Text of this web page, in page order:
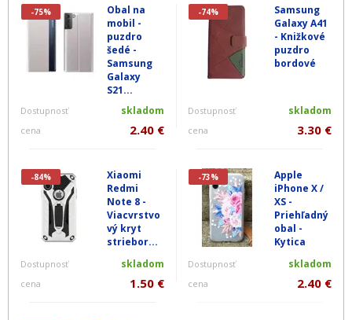
-75%
Obal na
mobil -
puzdro
šedé -
Samsung
Galaxy
S21...
Dostupnosť skladom
cena 2.40 €
-74%
Samsung
Galaxy A41
- Knižkové
puzdro
bordové
Dostupnosť skladom
cena 3.30 €
-84%
Xiaomi
Redmi
Note 8 -
Viacvrstvo
vý kryt
striebor...
Dostupnosť skladom
cena 1.50 €
-73%
Apple
iPhone X /
XS -
Priehľadný
obal -
Kytica
Dostupnosť skladom
cena 2.40 €